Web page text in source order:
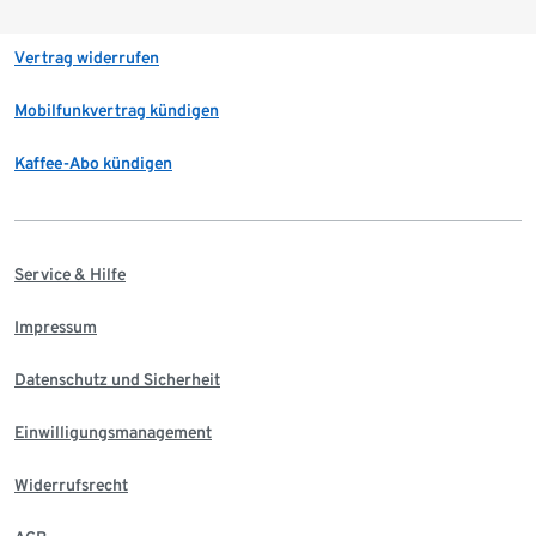
Vertrag widerrufen
Mobilfunkvertrag kündigen
Kaffee-Abo kündigen
Service & Hilfe
Impressum
Datenschutz und Sicherheit
Einwilligungsmanagement
Widerrufsrecht